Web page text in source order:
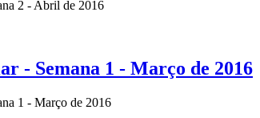
2 - Abril de 2016
- Semana 1 - Março de 2016
1 - Março de 2016